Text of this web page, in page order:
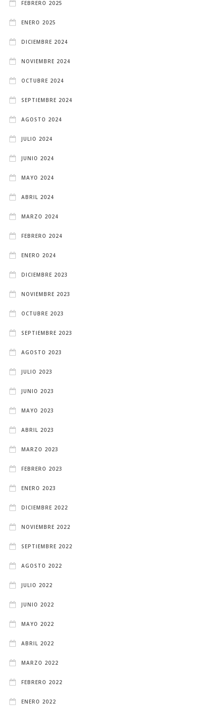
FEBRERO 2025
ENERO 2025
DICIEMBRE 2024
NOVIEMBRE 2024
OCTUBRE 2024
SEPTIEMBRE 2024
AGOSTO 2024
JULIO 2024
JUNIO 2024
MAYO 2024
ABRIL 2024
MARZO 2024
FEBRERO 2024
ENERO 2024
DICIEMBRE 2023
NOVIEMBRE 2023
OCTUBRE 2023
SEPTIEMBRE 2023
AGOSTO 2023
JULIO 2023
JUNIO 2023
MAYO 2023
ABRIL 2023
MARZO 2023
FEBRERO 2023
ENERO 2023
DICIEMBRE 2022
NOVIEMBRE 2022
SEPTIEMBRE 2022
AGOSTO 2022
JULIO 2022
JUNIO 2022
MAYO 2022
ABRIL 2022
MARZO 2022
FEBRERO 2022
ENERO 2022